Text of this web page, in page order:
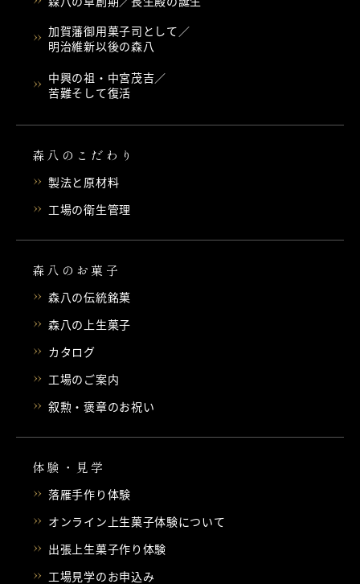
加賀藩御用菓子司として／
明治維新以後の森八
中興の祖・中宮茂吉／
苦難そして復活
森八のこだわり
製法と原材料
工場の衛生管理
森八のお菓子
森八の伝統銘菓
森八の上生菓子
カタログ
工場のご案内
叙勲・褒章のお祝い
体験・見学
落雁手作り体験
オンライン上生菓子体験について
出張上生菓子作り体験
工場見学のお申込み